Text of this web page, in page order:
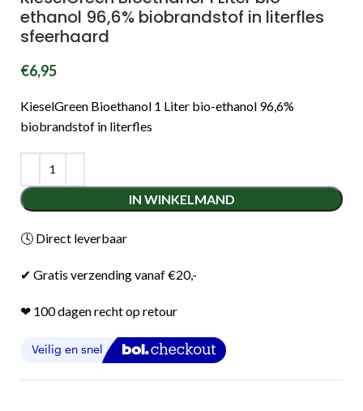
ethanol 96,6% biobrandstof in literfles
sfeerhaard
€6,95
KieselGreen Bioethanol 1 Liter bio-ethanol 96,6%
biobrandstof in literfles
IN WINKELMAND
🕓 Direct leverbaar
✔ Gratis verzending vanaf €20,-
❤︎ 100 dagen recht op retour